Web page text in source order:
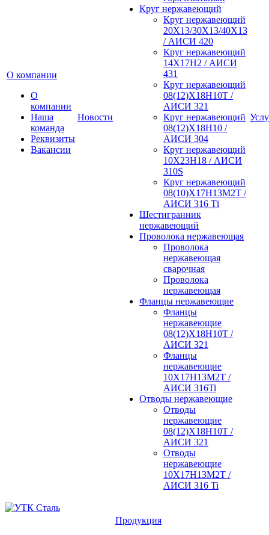
О компании
О
компании
Наша
команда
Реквизиты
Вакансии
Новости
Круг нержавеющий
Круг нержавеющий
20Х13/30Х13/40Х13
/ АИСИ 420
Круг нержавеющий
14Х17Н2 / АИСИ
431
Круг нержавеющий
08(12)Х18Н10Т /
АИСИ 321
Круг нержавеющий
08(12)Х18Н10 /
АИСИ 304
Круг нержавеющий
10Х23Н18 / АИСИ
310S
Круг нержавеющий
08(10)Х17Н13М2Т /
АИСИ 316 Тi
Шестигранник
нержавеющий
Проволока нержавеющая
Проволока
нержавеющая
сварочная
Проволока
нержавеющая
Фланцы нержавеющие
Фланцы
нержавеющие
08(12)Х18Н10Т /
АИСИ 321
Фланцы
нержавеющие
10Х17Н13М2Т /
АИСИ 316Ti
Отводы нержавеющие
Отводы
нержавеющие
08(12)Х18Н10Т /
АИСИ 321
Отводы
нержавеющие
10Х17Н13М2Т /
АИСИ 316 Ti
Продукция